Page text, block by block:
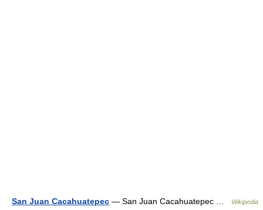
San Juan Cacahuatepec — San Juan Cacahuatepec …
Wikipedia